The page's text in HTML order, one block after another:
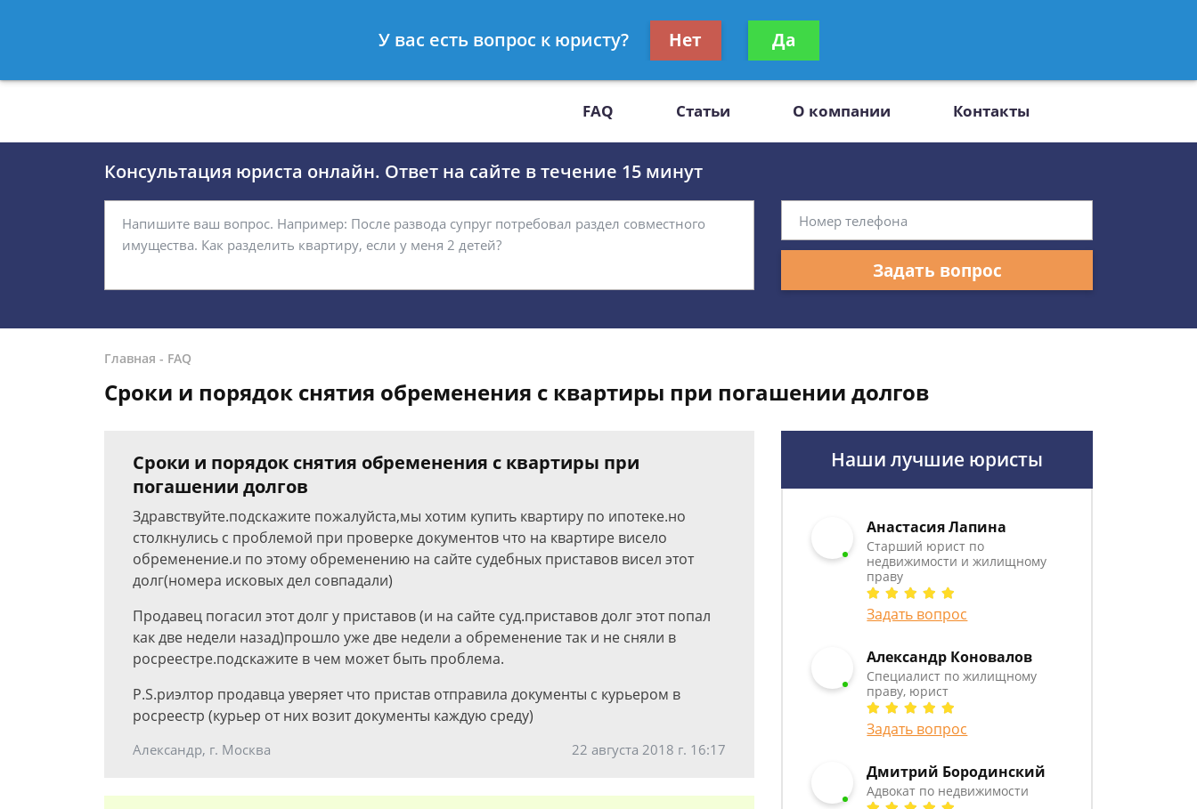
8 812 509-27-47
Получите консультацию
бесплатно
FAQ Статьи О компании Контакты
Консультация юриста онлайн. Ответ на сайте в течение 15 минут
Задать вопрос
Главная - FAQ
Сроки и порядок снятия обременения с квартиры при погашении долгов
Сроки и порядок снятия обременения с квартиры при
погашении долгов
Здравствуйте.подскажите пожалуйста,мы хотим купить квартиру по ипотеке.но
столкнулись с проблемой при проверке документов что на квартире висело
обременение.и по этому обременению на сайте судебных приставов висел этот
долг(номера исковых дел совпадали)
Продавец погасил этот долг у приставов (и на сайте суд.приставов долг этот попал
как две недели назад)прошло уже две недели а обременение так и не сняли в
росреестре.подскажите в чем может быть проблема.
P.S.риэлтор продавца уверяет что пристав отправила документы с курьером в
росреестр (курьер от них возит документы каждую среду)
Александр, г. Москва 22 августа 2018 г. 16:17
Наши лучшие юристы
Анастасия Лапина
Старший юрист по
недвижимости и жилищному
праву
Задать вопрос
Александр Коновалов
Специалист по жилищному
праву, юрист
Задать вопрос
Дмитрий Бородинский
Адвокат по недвижимости
У вас есть вопрос к юристу? Нет Да